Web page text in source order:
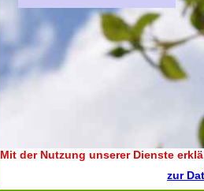
Mit der Nutzung unserer Dienste
zur